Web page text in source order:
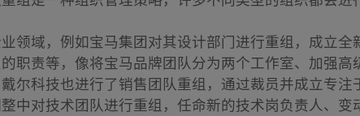
领域，例如宝马集团对其设计部门进行重组，成立
职责等，像将宝马品牌团队分为两个工作室、加强
尔科技也进行了销售团队重组，通过裁员并成立专
中对技术团队进行重组，任命新的技术岗负责人、变